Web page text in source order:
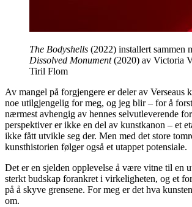
The Bodyshells (2022) installert sammen
Dissolved Monument(2020) av Victoria
Tiril Flom
Av mangel på forgjengere er deler av Verseaus
noe utilgjengelig for meg, og jeg blir – for å
nærmest avhengig av hennes selvutleverende
perspektiver er ikke en del av kunstkanon – et
ikke fått utvikle seg der. Men med det store
kunsthistorien følger også et utappet potensiale.
Det er en sjelden opplevelse å være vitne til en
sterkt budskap forankret i virkeligheten, og et
på å skyve grensene. For meg er det hva
om.